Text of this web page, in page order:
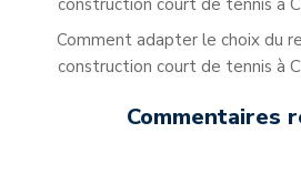
construction court de tennis à
Comment adapter le choix du
construction court de tennis à
Commentaires